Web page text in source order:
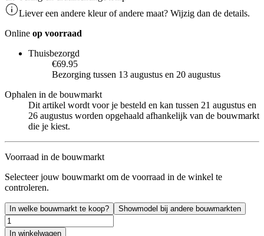
Liever een andere kleur of andere maat? Wijzig dan de details.
Online op voorraad
Thuisbezorgd
€69.95
Bezorging tussen 13 augustus en 20 augustus
Ophalen in de bouwmarkt
Dit artikel wordt voor je besteld en kan tussen 21 augustus en
26 augustus worden opgehaald afhankelijk van de bouwmarkt
die je kiest.
Voorraad in de bouwmarkt
Selecteer jouw bouwmarkt om de voorraad in de winkel te
controleren.
In welke bouwmarkt te koop? Showmodel bij andere bouwmarkten
In winkelwagen